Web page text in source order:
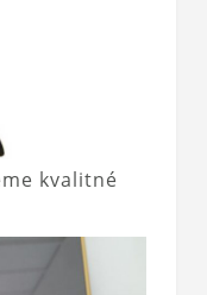
kvalitné